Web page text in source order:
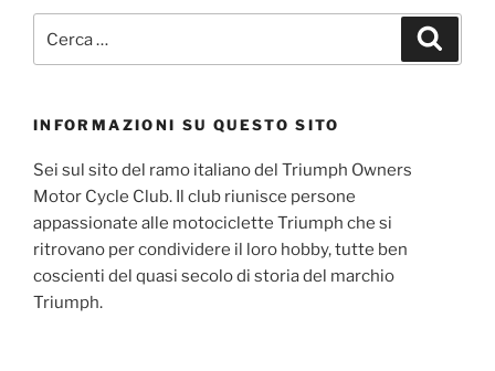
INFORMAZIONI SU QUESTO SITO
Sei sul sito del ramo italiano del Triumph Owners
Motor Cycle Club. Il club riunisce persone
appassionate alle motociclette Triumph che si
ritrovano per condividere il loro hobby, tutte ben
coscienti del quasi secolo di storia del marchio
Triumph.